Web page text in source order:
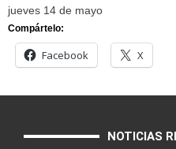
jueves 14 de mayo
Compártelo:
Facebook X
NOTICIAS